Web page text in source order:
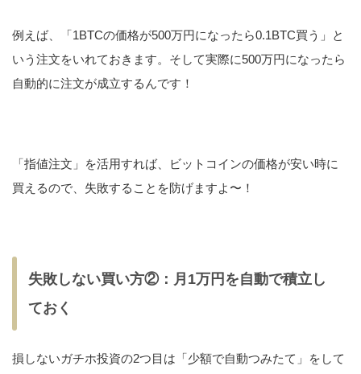
例えば、「1BTCの価格が500万円になったら0.1BTC買う」と
いう注文をいれておきます。そして実際に500万円になったら
自動的に注文が成立するんです！
「指値注文」を活用すれば、ビットコインの価格が安い時に
買えるので、失敗することを防げますよ〜！
失敗しない買い方②：月1万円を自動で積立し
ておく
損しないガチホ投資の2つ目は「少額で自動つみたて」をして